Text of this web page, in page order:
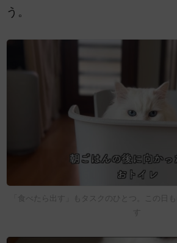
う。
「食べたら出す」もタスクのひとつ。この日